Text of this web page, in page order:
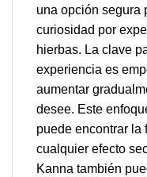
una opción segura
curiosidad por
hierbas. La clave
experiencia es
aumentar
desee. Este
puede encontrar la
cualquier efecto
Kanna también